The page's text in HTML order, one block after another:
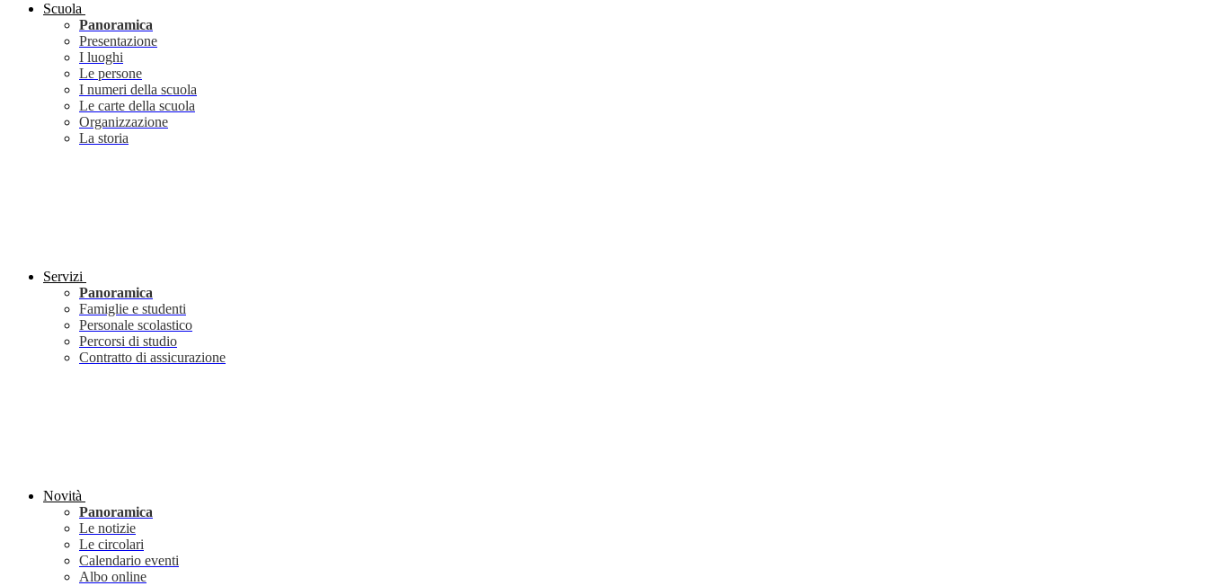
Scuola
Panoramica
Presentazione
I luoghi
Le persone
I numeri della scuola
Le carte della scuola
Organizzazione
La storia
Servizi
Panoramica
Famiglie e studenti
Personale scolastico
Percorsi di studio
Contratto di assicurazione
Novità
Panoramica
Le notizie
Le circolari
Calendario eventi
Albo online